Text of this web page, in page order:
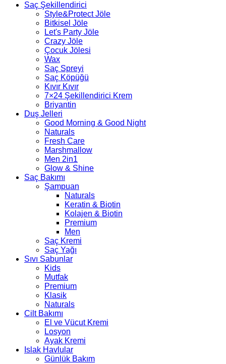
Saç Şekillendirici
Style&Protect Jöle
Bitkisel Jöle
Let's Party Jöle
Crazy Jöle
Çocuk Jölesi
Wax
Saç Spreyi
Saç Köpüğü
Kıvır Kıvır
7×24 Şekillendirici Krem
Briyantin
Duş Jelleri
Good Morning & Good Night
Naturals
Fresh Care
Marshmallow
Men 2in1
Glow & Shine
Saç Bakımı
Şampuan
Naturals
Keratin & Biotin
Kolajen & Biotin
Premium
Men
Saç Kremi
Saç Yağı
Sıvı Sabunlar
Kids
Mutfak
Premium
Klasik
Naturals
Cilt Bakımı
El ve Vücut Kremi
Losyon
Ayak Kremi
Islak Havlular
Günlük Bakım